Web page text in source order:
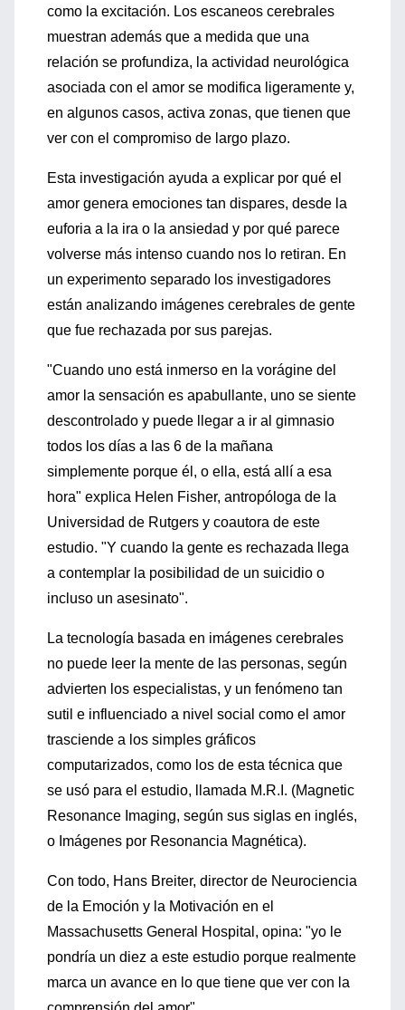
como la excitación. Los escaneos cerebrales
muestran además que a medida que una
relación se profundiza, la actividad neurológica
asociada con el amor se modifica ligeramente y,
en algunos casos, activa zonas, que tienen que
ver con el compromiso de largo plazo.
Esta investigación ayuda a explicar por qué el
amor genera emociones tan dispares, desde la
euforia a la ira o la ansiedad y por qué parece
volverse más intenso cuando nos lo retiran. En
un experimento separado los investigadores
están analizando imágenes cerebrales de gente
que fue rechazada por sus parejas.
"Cuando uno está inmerso en la vorágine del
amor la sensación es apabullante, uno se siente
descontrolado y puede llegar a ir al gimnasio
todos los días a las 6 de la mañana
simplemente porque él, o ella, está allí a esa
hora" explica Helen Fisher, antropóloga de la
Universidad de Rutgers y coautora de este
estudio. "Y cuando la gente es rechazada llega
a contemplar la posibilidad de un suicidio o
incluso un asesinato".
La tecnología basada en imágenes cerebrales
no puede leer la mente de las personas, según
advierten los especialistas, y un fenómeno tan
sutil e influenciado a nivel social como el amor
trasciende a los simples gráficos
computarizados, como los de esta técnica que
se usó para el estudio, llamada M.R.I. (Magnetic
Resonance Imaging, según sus siglas en inglés,
o Imágenes por Resonancia Magnética).
Con todo, Hans Breiter, director de Neurociencia
de la Emoción y la Motivación en el
Massachusetts General Hospital, opina: "yo le
pondría un diez a este estudio porque realmente
marca un avance en lo que tiene que ver con la